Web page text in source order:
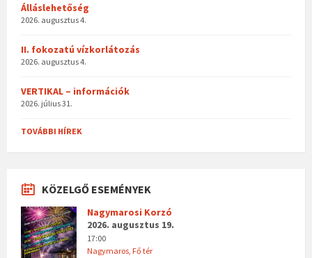
Álláslehetőség
2026. augusztus 4.
II. fokozatú vízkorlátozás
2026. augusztus 4.
VERTIKAL – információk
2026. július 31.
TOVÁBBI HÍREK
KÖZELGŐ ESEMÉNYEK
Nagymarosi Korzó
2026. augusztus 19.
17:00
Nagymaros, Fő tér